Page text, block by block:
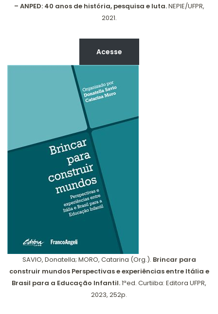
– ANPED: 40 anos de história, pesquisa e luta.NEPIE/UFPR,
2021.
Acesse
SAVIO, Donatella; MORO, Catarina (Org.). Brincar para
construir mundos Perspectivas e experiências entre Itália e
Brasil para a Educação Infantil.1ªed. Curtiiba: Editora UFPR,
2023, 252p.